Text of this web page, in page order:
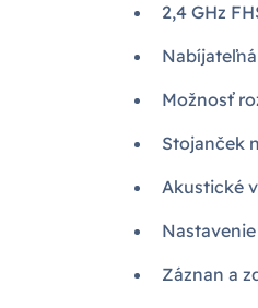
2,4 GHz
Možnosť
Stojanček
Akustické
Záznan a